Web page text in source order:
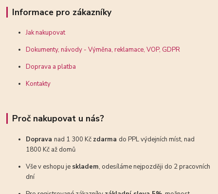
Informace pro zákazníky
Jak nakupovat
Dokumenty, návody - Výměna, reklamace, VOP, GDPR
Doprava a platba
Kontakty
Proč nakupovat u nás?
Dopravanad 1 300 Kč zdarma do PPL výdejních míst, nad
1800 Kč až domů
Vše v eshopu je skladem, odesíláme nejpozději do 2 pracovních
dní